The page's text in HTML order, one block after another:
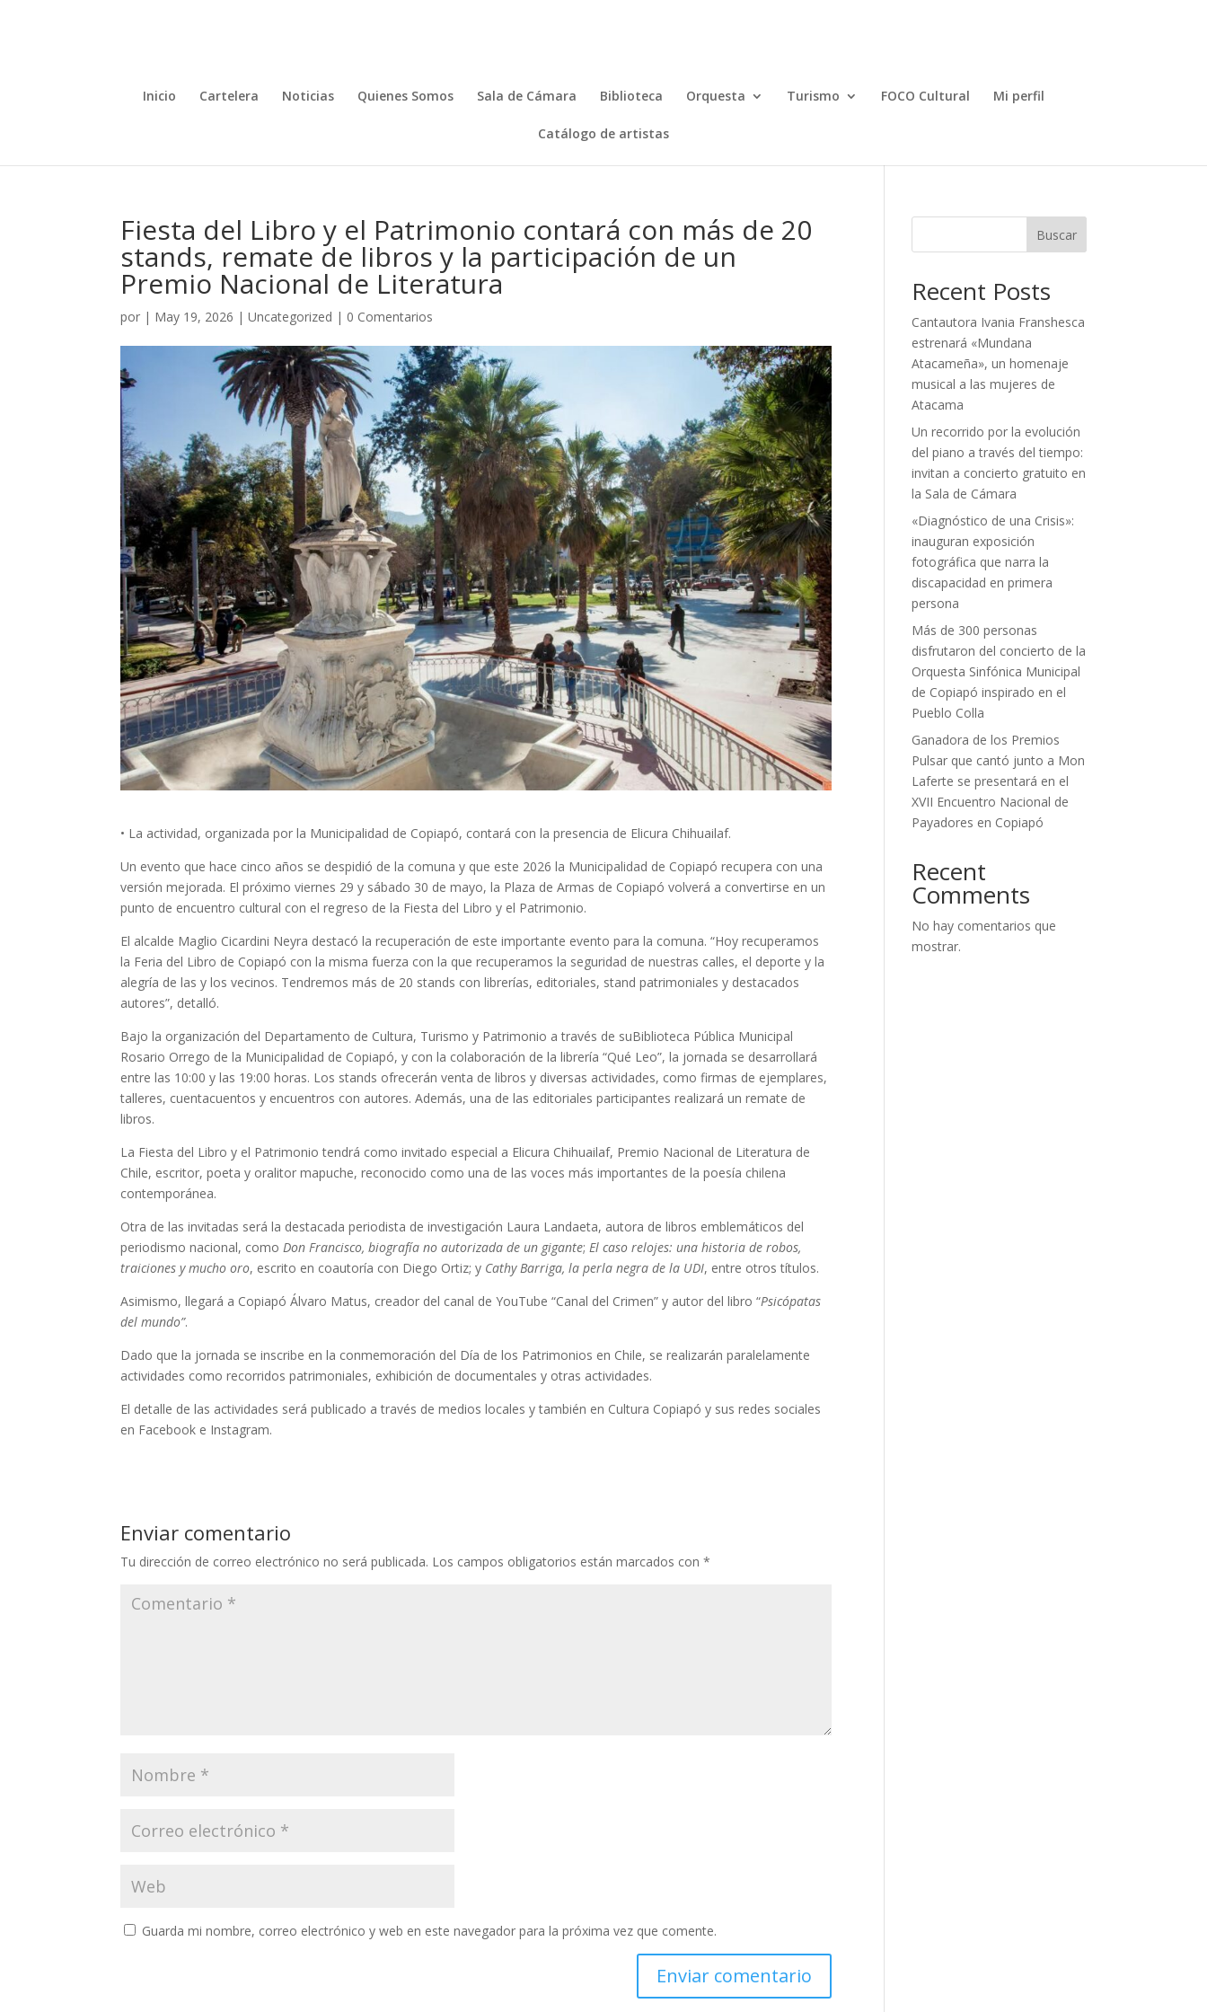
Inicio Cartelera Noticias Quienes Somos Sala de Cámara Biblioteca Orquesta Turismo FOCO Cultural Mi perfil
Catálogo de artistas
Fiesta del Libro y el Patrimonio contará con más de 20
stands, remate de libros y la participación de un
Premio Nacional de Literatura
por | May 19, 2026 |Uncategorized | 0 Comentarios
• La actividad, organizada por la Municipalidad de Copiapó, contará con la presencia de Elicura Chihuailaf.
Un evento que hace cinco años se despidió de la comuna y que este 2026 la Municipalidad de Copiapó recupera con una
versión mejorada. El próximo viernes 29 y sábado 30 de mayo, la Plaza de Armas de Copiapó volverá a convertirse en un
punto de encuentro cultural con el regreso de la Fiesta del Libro y el Patrimonio.
El alcalde Maglio Cicardini Neyra destacó la recuperación de este importante evento para la comuna. “Hoy recuperamos
la Feria del Libro de Copiapó con la misma fuerza con la que recuperamos la seguridad de nuestras calles, el deporte y la
alegría de las y los vecinos. Tendremos más de 20 stands con librerías, editoriales, stand patrimoniales y destacados
autores”, detalló.
Bajo la organización del Departamento de Cultura, Turismo y Patrimonio a través de suBiblioteca Pública Municipal
Rosario Orrego de la Municipalidad de Copiapó, y con la colaboración de la librería “Qué Leo”, la jornada se desarrollará
entre las 10:00 y las 19:00 horas. Los stands ofrecerán venta de libros y diversas actividades, como firmas de ejemplares,
talleres, cuentacuentos y encuentros con autores. Además, una de las editoriales participantes realizará un remate de
libros.
La Fiesta del Libro y el Patrimonio tendrá como invitado especial a Elicura Chihuailaf, Premio Nacional de Literatura de
Chile, escritor, poeta y oralitor mapuche, reconocido como una de las voces más importantes de la poesía chilena
contemporánea.
Otra de las invitadas será la destacada periodista de investigación Laura Landaeta, autora de libros emblemáticos del
periodismo nacional, como Don Francisco, biografía no autorizada de un gigante; El caso relojes: una historia de robos,
traiciones y mucho oro, escrito en coautoría con Diego Ortiz; y Cathy Barriga, la perla negra de la UDI, entre otros títulos.
Asimismo, llegará a Copiapó Álvaro Matus, creador del canal de YouTube “Canal del Crimen” y autor del libro “Psicópatas
del mundo”.
Dado que la jornada se inscribe en la conmemoración del Día de los Patrimonios en Chile, se realizarán paralelamente
actividades como recorridos patrimoniales, exhibición de documentales y otras actividades.
El detalle de las actividades será publicado a través de medios locales y también en Cultura Copiapó y sus redes sociales
en Facebook e Instagram.
Enviar comentario
Tu dirección de correo electrónico no será publicada. Los campos obligatorios están marcados con*
Guarda mi nombre, correo electrónico y web en este navegador para la próxima vez que comente.
Buscar
Recent Posts
Cantautora Ivania Franshesca
estrenará «Mundana
Atacameña», un homenaje
musical a las mujeres de
Atacama
Un recorrido por la evolución
del piano a través del tiempo:
invitan a concierto gratuito en
la Sala de Cámara
«Diagnóstico de una Crisis»:
inauguran exposición
fotográfica que narra la
discapacidad en primera
persona
Más de 300 personas
disfrutaron del concierto de la
Orquesta Sinfónica Municipal
de Copiapó inspirado en el
Pueblo Colla
Ganadora de los Premios
Pulsar que cantó junto a Mon
Laferte se presentará en el
XVII Encuentro Nacional de
Payadores en Copiapó
Recent
Comments
No hay comentarios que
mostrar.